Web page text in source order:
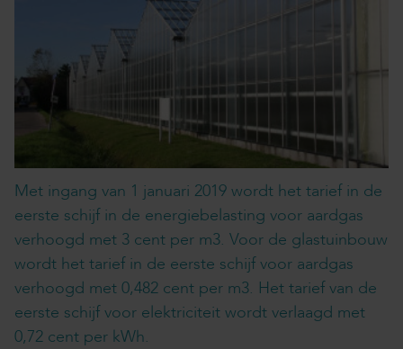
Met ingang van 1 januari 2019 wordt het tarief in de
eerste schijf in de energiebelasting voor aardgas
verhoogd met 3 cent per m3. Voor de glastuinbouw
wordt het tarief in de eerste schijf voor aardgas
verhoogd met 0,482 cent per m3. Het tarief van de
eerste schijf voor elektriciteit wordt verlaagd met
0,72 cent per kWh.